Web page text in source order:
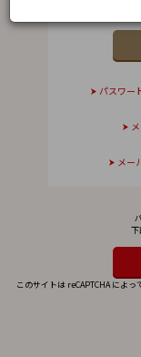
パスワー
メー
下
このサイトは reCAPTCHA によ